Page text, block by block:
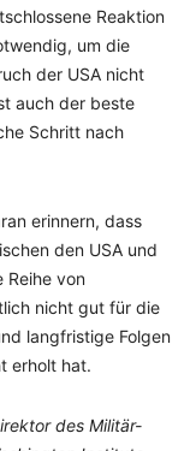
Reaktion
um die
der USA nicht
auch der beste
Schritt nach
erinnern, dass
den USA und
Reihe von
nicht gut für die
langfristige Folgen
erholt hat.
des Militär-